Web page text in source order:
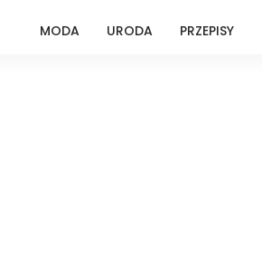
MODA URODA PRZEPISY